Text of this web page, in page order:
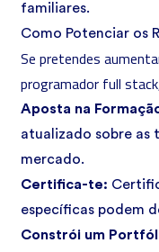
familiares.
Como Potenciar os
Se pretendes
programador full
Aposta na
atualizado sobre as
mercado.
Certifica-te:
específicas podem
Constrói um